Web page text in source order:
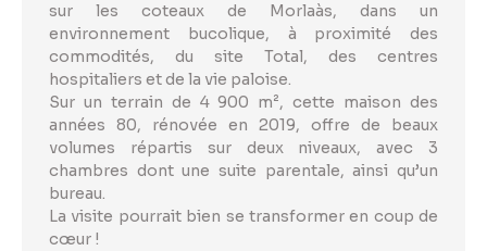
sur les coteaux de Morlaàs, dans un
environnement bucolique, à proximité des
commodités, du site Total, des centres
hospitaliers et de la vie paloise.
Sur un terrain de 4 900 m², cette maison des
années 80, rénovée en 2019, offre de beaux
volumes répartis sur deux niveaux, avec 3
chambres dont une suite parentale, ainsi qu’un
bureau.
La visite pourrait bien se transformer en coup de
cœur !